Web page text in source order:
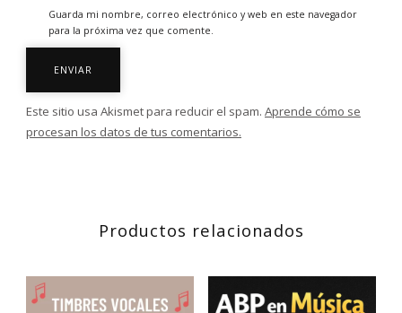
Guarda mi nombre, correo electrónico y web en este navegador
para la próxima vez que comente.
Este sitio usa Akismet para reducir el spam. Aprende cómo se
procesan los datos de tus comentarios.
Productos relacionados